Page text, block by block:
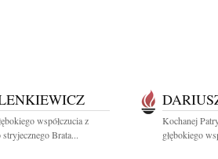
współczucia z
Brata...
Kochanej
głębokiego